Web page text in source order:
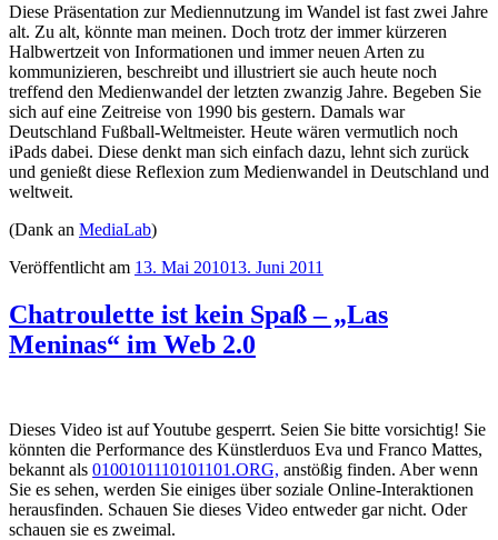
Diese Präsentation zur Mediennutzung im Wandel ist fast zwei Jahre
alt. Zu alt, könnte man meinen. Doch trotz der immer kürzeren
Halbwertzeit von Informationen und immer neuen Arten zu
kommunizieren, beschreibt und illustriert sie auch heute noch
treffend den Medienwandel der letzten zwanzig Jahre. Begeben Sie
sich auf eine Zeitreise von 1990 bis gestern. Damals war
Deutschland Fußball-Weltmeister. Heute wären vermutlich noch
iPads dabei. Diese denkt man sich einfach dazu, lehnt sich zurück
und genießt diese Reflexion zum Medienwandel in Deutschland und
weltweit.
(Dank an MediaLab)
Veröffentlicht am 13. Mai 201013. Juni 2011
Chatroulette ist kein Spaß – „Las
Meninas“ im Web 2.0
Dieses Video ist auf Youtube gesperrt. Seien Sie bitte vorsichtig! Sie
könnten die Performance des Künstlerduos Eva und Franco Mattes,
bekannt als 0100101110101101.ORG, anstößig finden. Aber wenn
Sie es sehen, werden Sie einiges über soziale Online-Interaktionen
herausfinden. Schauen Sie dieses Video entweder gar nicht. Oder
schauen sie es zweimal.